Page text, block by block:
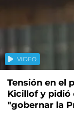
VIDEO
Tensión en el
Kicillof y pidió
"gobernar la